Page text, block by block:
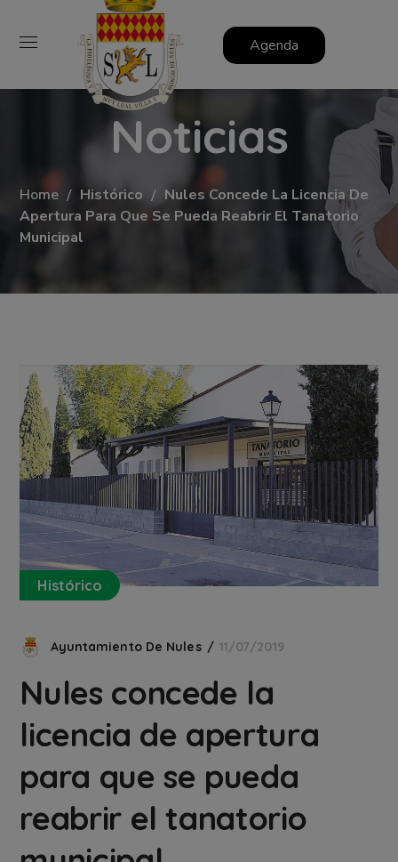
Agenda
Noticias
Home Histórico
Nules Concede La Licencia De
Apertura Para Que Se Pueda Reabrir El Tanatorio
Municipal
Histórico
Ayuntamiento De Nules 11/07/2019
Nules concede la
licencia de apertura
para que se pueda
reabrir el tanatorio